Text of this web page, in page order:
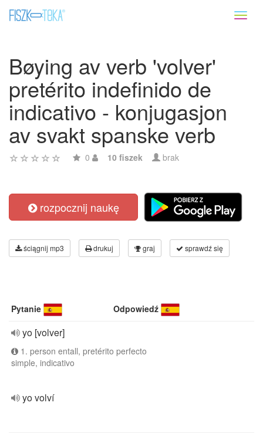
Bøying av verb 'volver'
pretérito indefinido de
indicativo - konjugasjon
av svakt spanske verb
0 10 fiszek brak
rozpocznij naukę
ściągnij mp3 drukuj graj sprawdź się
Pytanie Odpowiedź
yo [volver]
1. person entall, pretérito perfecto
simple, indicativo
yo volví